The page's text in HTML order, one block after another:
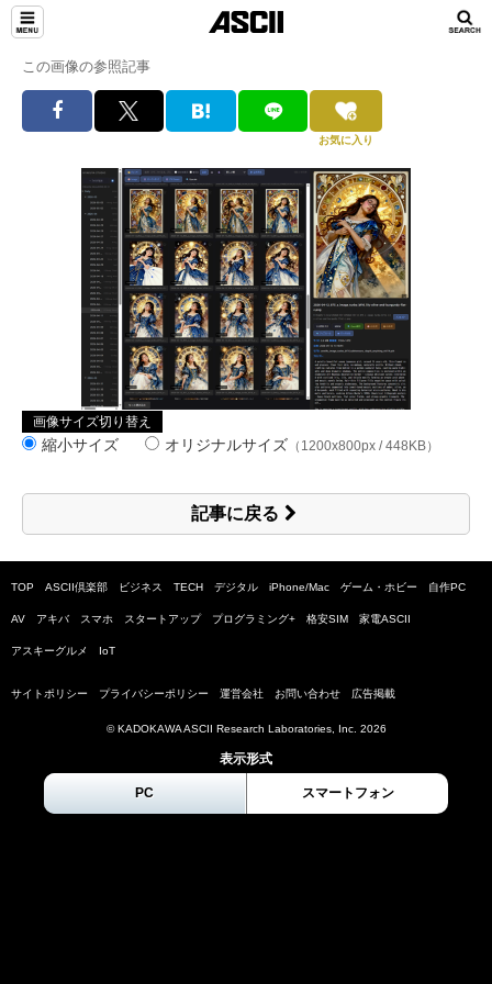
この画像の参照記事
お気に入り
画像サイズ切り替え
縮小サイズ オリジナルサイズ （1200x800px / 448KB）
記事に戻る
TOP ASCII倶楽部 ビジネス TECH デジタル iPhone/Mac ゲーム・ホビー 自作PC
AV アキバ スマホ スタートアップ プログラミング+ 格安SIM 家電ASCII
アスキーグルメ IoT
サイトポリシー プライバシーポリシー 運営会社 お問い合わせ 広告掲載
© KADOKAWA ASCII Research Laboratories, Inc. 2026
表示形式
PC スマートフォン